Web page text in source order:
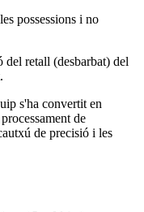
possessions i no
retall (desbarbat) del
s'ha convertit en
de
de precisió i les